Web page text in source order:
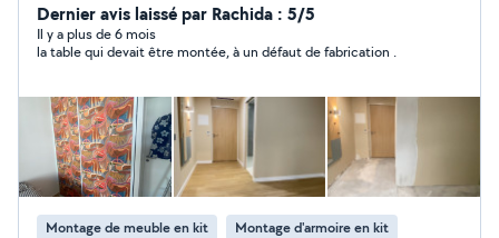
petites réparations, etc. Sérieux, ponctuel et
méticuleux, je m'engage à fournir un travail propre et
soigné. À l'écoute de vos besoins, je m'adapte à chaque
Dernier avis laissé par Rachida : 5/5
Il y a plus de 6 mois
la table qui devait être montée, à un défaut de fabrication .
Montage de meuble en kit Montage d'armoire en kit